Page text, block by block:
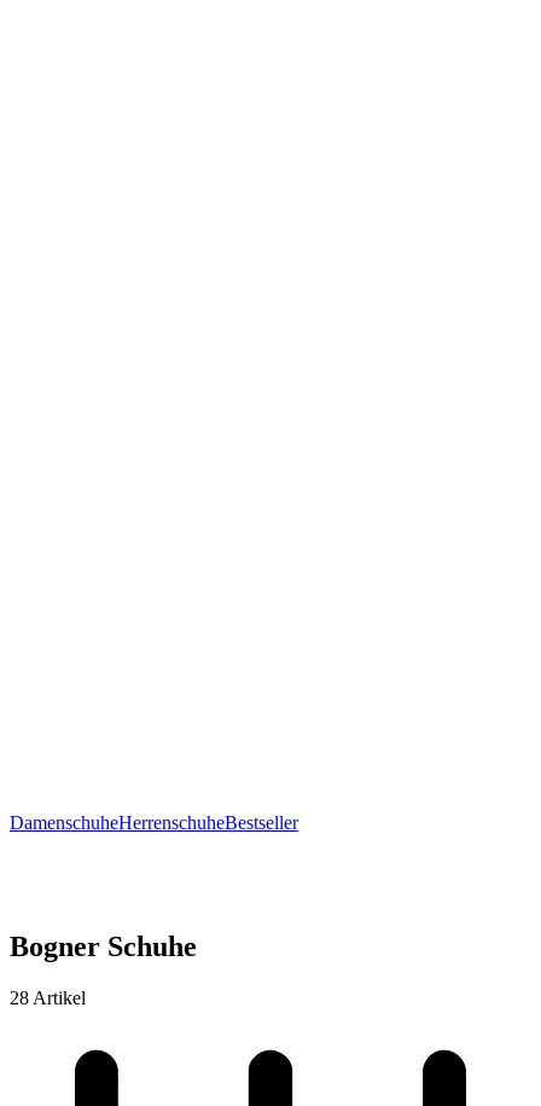
DamenschuheHerrenschuheBestseller
Bogner Schuhe
28 Artikel